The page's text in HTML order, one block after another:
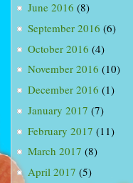
June 2016 (8)
September 2016 (6)
October 2016 (4)
November 2016 (10)
December 2016 (1)
January 2017 (7)
February 2017 (11)
March 2017 (8)
April 2017 (5)